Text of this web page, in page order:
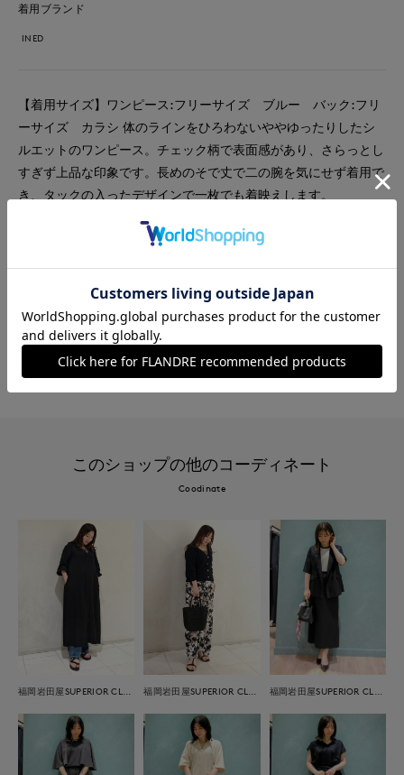
着用ブランド
INED
【着用サイズ】ワンピース:フリーサイズ ブルー バック:フリ
ーサイズ カラシ 体のラインをひろわないややゆったりしたシ
ルエットのワンピース。チェック柄で表面感があり、さらっとし
すぎず上品な印象です。長めのそで丈で二の腕を気にせず着用で
き、タックの入ったデザインで一枚でも着映えします。
#スペシャルプライス #ワンピース
#セレモニー #休日 #女子会 #食事会
#大きいサイズ #チェック
#フォーマル #骨格ストレート
#おでかけ #シアー #バッグ
このショップの他のコーディネート
Coodinate